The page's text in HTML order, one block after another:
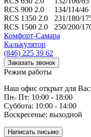
RCS 900 2.0
134/114/46
RCS 1350 2.0
231/180/
RCS 1500 2.0
250/200/
Комфорт-Самара
Калькулятор
(846) 225 39 62
Заказать звонок
Режим работы
Наш офис открыт для Вас:
Пн- Пт: 10:00 - 18:00
Суббота: 10:00 - 14:00
Воскресенье: выходной
Написать письмо